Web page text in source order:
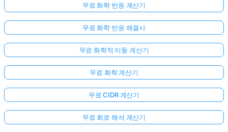
무료 화학 반응 계산기
무료 화학 반응 해결사
무료 화학적 이동 계산기
무료 화학 계산기
무료 CIDR 계산기
무료 회로 해석 계산기